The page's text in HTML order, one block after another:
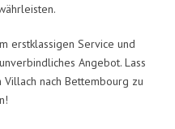
erstklassigen Service und
Angebot. Lass
nach Bettembourg zu